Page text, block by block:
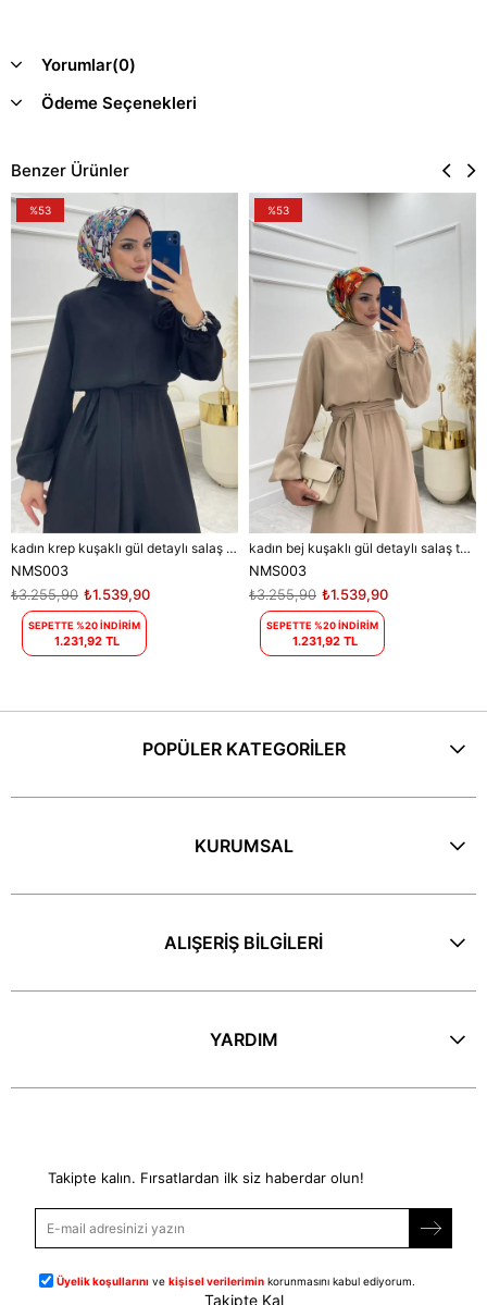
Yorumlar(0)
Ödeme Seçenekleri
Benzer Ürünler
kadın krep kuşaklı gül detaylı salaş tulum DPNMS003
NMS003
₺1.539,90
₺3.255,90
SEPETTE %20 İNDİRİM
1.231,92 TL
%53
kadın bej kuşaklı gül detaylı salaş tulum NMS003
NMS003
₺1.539,90
₺3.255,90
SEPETTE %20 İNDİRİM
1.231,92 TL
%53
POPÜLER KATEGORİLER
KURUMSAL
ALIŞERİŞ BİLGİLERİ
YARDIM
Takipte kalın. Fırsatlardan ilk siz haberdar olun!
Üyelik koşullarını vekişisel verilerimin korunmasını kabul ediyorum.
Takipte Kal